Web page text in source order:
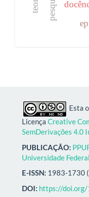
Esta
Licença Creative
SemDerivações 4.0
PUBLICAÇÃO:
Universidade
E-ISSN: 1983-1730
DOI: https://